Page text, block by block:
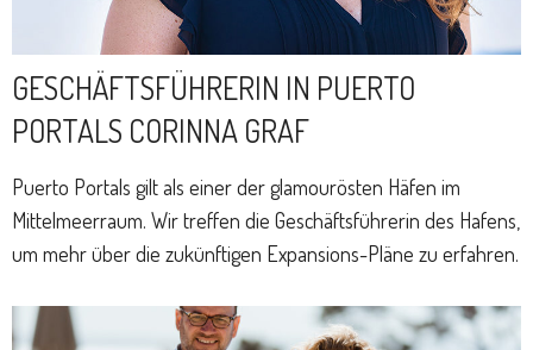
GESCHÄFTSFÜHRERIN IN PUERTO
PORTALS CORINNA GRAF
Puerto Portals gilt als einer der glamourösten Häfen im
Mittelmeerraum. Wir treffen die Geschäftsführerin des Hafens,
um mehr über die zukünftigen Expansions-Pläne zu erfahren.